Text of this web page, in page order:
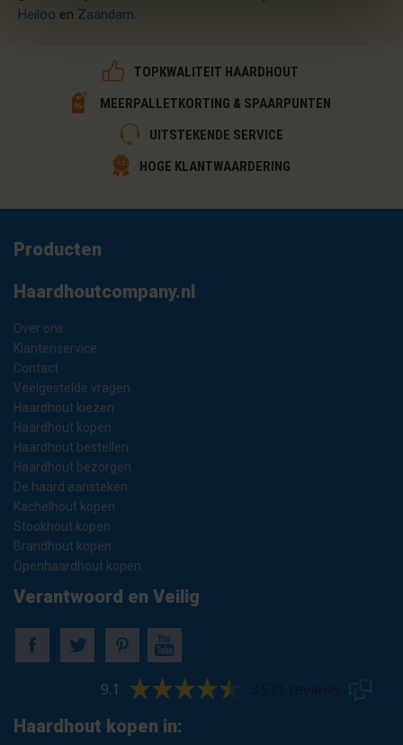
Heiloo en Zaandam.
TOPKWALITEIT HAARDHOUT
MEERPALLETKORTING & SPAARPUNTEN
UITSTEKENDE SERVICE
HOGE KLANTWAARDERING
Producten
Haardhoutcompany.nl
Over ons
Klantenservice
Contact
Veelgestelde vragen
Haardhout kiezen
Haardhout kopen
Haardhout bestellen
Haardhout bezorgen
De haard aansteken
Kachelhout kopen
Stookhout kopen
Brandhout kopen
Openhaardhout kopen
Verantwoord en Veilig
9.1 3.571 reviews
Haardhout kopen in: